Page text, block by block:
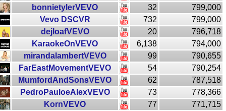
bonnietylerVEVO
32
799,000
Vevo DSCVR
732
799,000
dejloafVEVO
20
796,718
KaraokeOnVEVO
6,138
794,000
mirandalambertVEVO
99
790,655
FarEastMovementVEVO
54
790,254
MumfordAndSonsVEVO
62
787,518
PedroPauloeAlexVEVO
73
778,366
KornVEVO
77
771,715